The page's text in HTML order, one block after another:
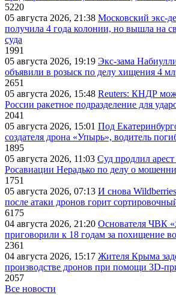
5220
05 августа 2026, 21:38 Московский экс-
получила 4 года колонии, но вышла на
суда
1991
05 августа 2026, 19:19 Экс-зама
объявили в розыск по делу хищения 4
2651
05 августа 2026, 15:48 Reuters: КНДР
России ракетное подразделение для
2041
05 августа 2026, 15:01 Под
создателя дрона «Упырь», водитель
1895
05 августа 2026, 11:03 Суд продлил
Росавиации Нерадько по делу о
1751
05 августа 2026, 07:13 И снова
после атаки дронов горит
6175
04 августа 2026, 21:20 Основателя ЧВК
приговорили к 18 годам за похищение
2361
04 августа 2026, 15:17 Жителя Крыма
производстве дронов при помощи
2057
Все новости